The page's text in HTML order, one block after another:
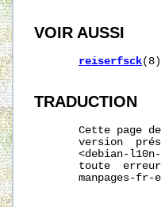
VOIR AUSSI
reiserfsck
TRADUCTION
Cette page
version
<debian-
toute